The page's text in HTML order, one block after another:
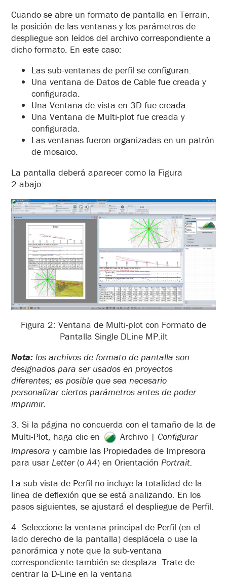
Cuando se abre un formato de pantalla en Terrain,
la posición de las ventanas y los parámetros de
despliegue son leídos del archivo correspondiente a
dicho formato. En este caso:
Las sub-ventanas de perfil se configuran.
Una ventana de Datos de Cable fue creada y
configurada.
Una Ventana de vista en 3D fue creada.
Una Ventana de Multi-plot fue creada y
configurada.
Las ventanas fueron organizadas en un patrón
de mosaico.
La pantalla deberá aparecer como la Figura
2 abajo:
Figura 2: Ventana de Multi-plot con Formato de
Pantalla Single DLine MP.ilt
Nota: los archivos de formato de pantalla son
designados para ser usados en proyectos
diferentes; es posible que sea necesario
personalizar ciertos parámetros antes de poder
imprimir.
3. Si la página no concuerda con el tamaño de la de
Multi-Plot, haga clic en
Archivo | Configurar
Impresora y cambie las Propiedades de Impresora
para usar Letter(oA4) en Orientación Portrait.
La sub-vista de Perfil no incluye la totalidad de la
línea de deflexión que se está analizando. En los
pasos siguientes, se ajustará el despliegue de Perfil.
4. Seleccione la ventana principal de Perfil (en el
lado derecho de la pantalla) desplácela o use la
panorámica y note que la sub-ventana
correspondiente también se desplaza. Trate de
centrar la D-Line en la ventana